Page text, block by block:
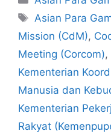
Asian Para
Mission (CdM),
Meeting (Corcom),
Kementerian
Manusia dan
Kementerian
Rakyat